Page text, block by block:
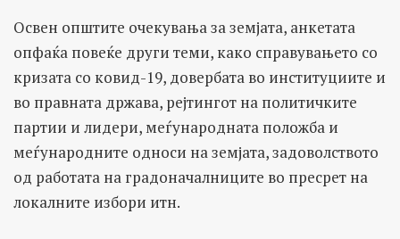
Освен општите очекувања за земјата, анкетата
опфаќа повеќе други теми, како справувањето со
кризата со ковид-19, довербата во институциите и
во правната држава, рејтингот на политичките
партии и лидери, меѓународната положба и
меѓународните односи на земјата, задоволството
од работата на градоначалниците во пресрет на
локалните избори итн.